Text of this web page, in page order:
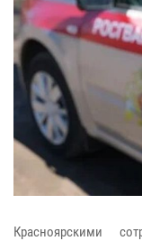
Красноярскими